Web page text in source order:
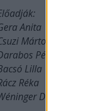
Anita
Márton
Péter
Lilla
Réka
Dalma